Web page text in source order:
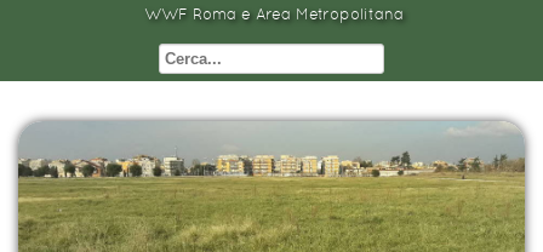
WWF Roma e Area Metropolitana